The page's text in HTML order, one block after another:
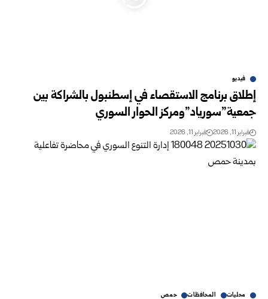
فيديو
إطلاق برنامج الاستقصاء في إسطنبول بالشراكة بين
جمعية”سورياد”ومركز الحوار السوري
فبراير 11, 2026 فبراير 11, 2026
محليات المحافظات حمص